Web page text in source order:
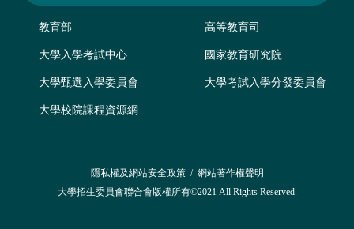
教育部 高等教育司
大學入學考試中心 國家教育研究院
大學甄選入學委員會 大學考試入學分發委員會
大學校院課程資源網
隱私權及網站安全政策/ 網站著作權聲明
大學招生委員會聯合會版權所有©2021 All Rights Reserved.